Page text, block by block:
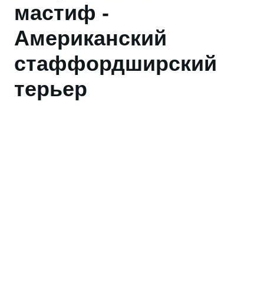
мастиф -
Американский
стаффордширский
терьер